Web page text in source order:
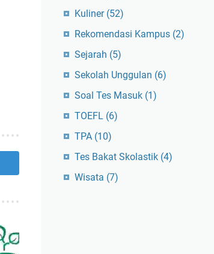
Kuliner (52)
Rekomendasi Kampus (2)
Sejarah (5)
Sekolah Unggulan (6)
Soal Tes Masuk (1)
TOEFL (6)
TPA (10)
Tes Bakat Skolastik (4)
Wisata (7)